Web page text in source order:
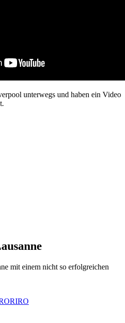
unterwegs und haben ein Video
mit einem nicht so erfolgreichen